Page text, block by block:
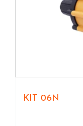
KIT 06N